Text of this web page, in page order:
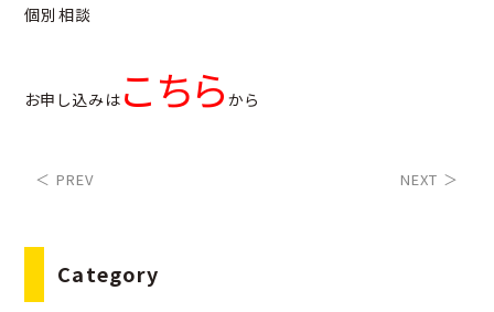
個別相談
お申し込みは こちら から
＜ PREV NEXT ＞
Category